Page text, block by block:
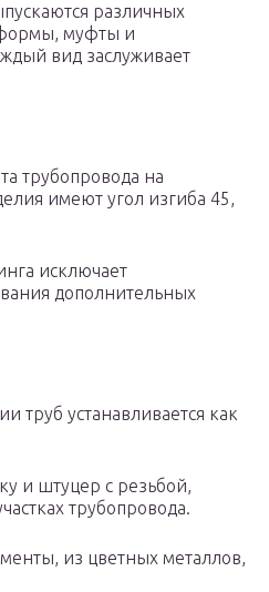
различных
муфты и
вид заслуживает
трубопровода на
имеют угол изгиба 45,
исключает
дополнительных
труб устанавливается как
и штуцер с резьбой,
трубопровода.
из цветных металлов,